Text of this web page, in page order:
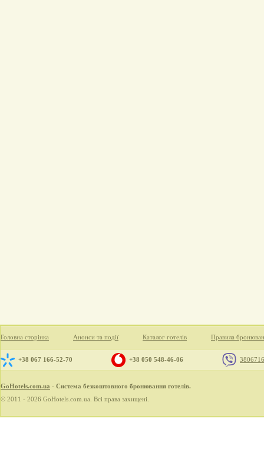
Головна сторінка Анонси та події Каталог готелів Правила
+38 067 166-52-70 +38 050 548-46-06
GoHotels.com.ua - Система безкоштовного бронювання готелів.
© 2011 - 2026 GoHotels.com.ua. Всі права захищені.